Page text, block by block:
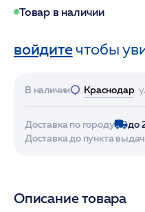
Товар в наличии
войдитечтобы
В наличии Краснодар
Доставка по городу
до
Доставка до пункта
Описание товара